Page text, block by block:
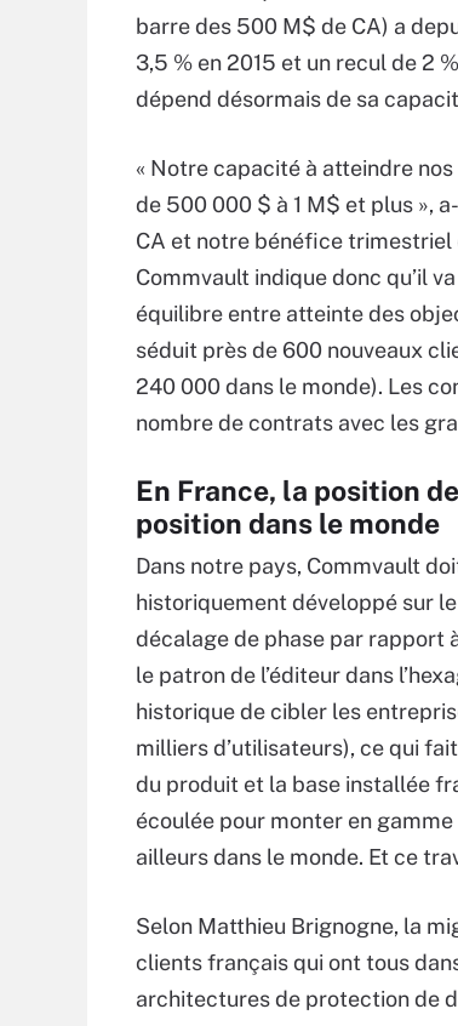
barre des 500 M$ de CA) a
3,5 % en 2015 et un recul de 2
dépend désormais de sa
« Notre capacité à atteindre
de 500 000 $ à 1 M$ et plus »,
CA et notre bénéfice trimestriel
Commvault indique donc qu’il
équilibre entre atteinte des
séduit près de 600 nouveaux
240 000 dans le monde). Les
nombre de contrats avec les
En France, la position
position dans le monde
Dans notre pays, Commvault
historiquement développé sur
décalage de phase par rapport
le patron de l’éditeur dans
historique de cibler les
milliers d’utilisateurs), ce qui
du produit et la base installée
écoulée pour monter en
ailleurs dans le monde. Et ce
Selon Matthieu Brignogne, la
clients français qui ont tous
architectures de protection de